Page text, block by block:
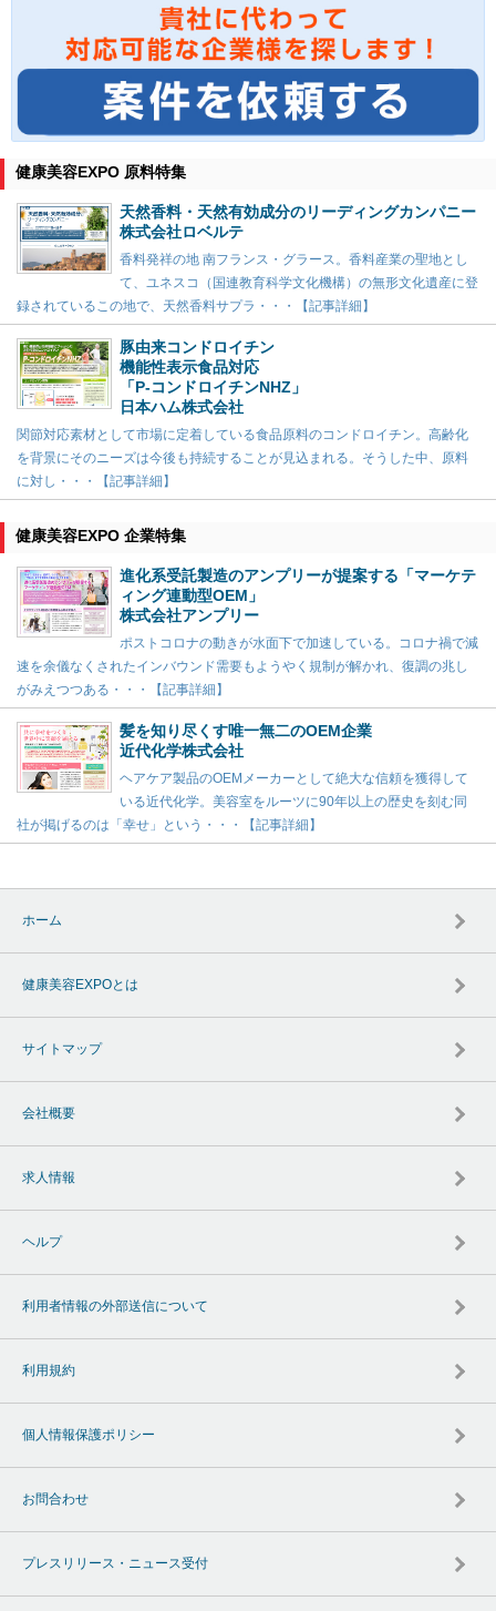
健康美容EXPO 原料特集
天然香料・天然有効成分のリーディングカンパニー
株式会社ロベルテ
香料発祥の地 南フランス・グラース。香料産業の聖地とし
て、ユネスコ（国連教育科学文化機構）の無形文化遺産に登
録されているこの地で、天然香料サプラ・・・【記事詳細】
豚由来コンドロイチン
機能性表示食品対応
「P-コンドロイチンNHZ」
日本ハム株式会社
関節対応素材として市場に定着している食品原料のコンドロイチン。高齢化
を背景にそのニーズは今後も持続することが見込まれる。そうした中、原料
に対し・・・【記事詳細】
健康美容EXPO 企業特集
進化系受託製造のアンプリーが提案する「マーケテ
ィング連動型OEM」
株式会社アンプリー
ポストコロナの動きが水面下で加速している。コロナ禍で減
速を余儀なくされたインバウンド需要もようやく規制が解かれ、復調の兆し
がみえつつある・・・【記事詳細】
髪を知り尽くす唯一無二のOEM企業
近代化学株式会社
ヘアケア製品のOEMメーカーとして絶大な信頼を獲得して
いる近代化学。美容室をルーツに90年以上の歴史を刻む同
社が掲げるのは「幸せ」という・・・【記事詳細】
ホーム
健康美容EXPOとは
サイトマップ
会社概要
求人情報
ヘルプ
利用者情報の外部送信について
利用規約
個人情報保護ポリシー
お問合わせ
プレスリリース・ニュース受付